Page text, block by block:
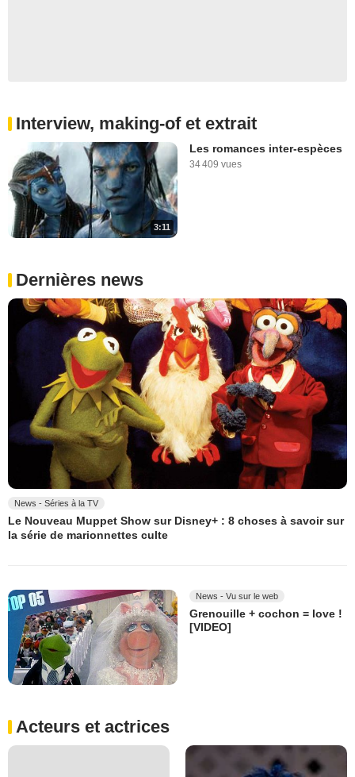
Interview, making-of et extrait
3:11
Les romances inter-espèces
34 409 vues
Dernières news
News - Séries à la TV
Le Nouveau Muppet Show sur Disney+ : 8 choses à savoir sur
la série de marionnettes culte
News - Vu sur le web
Grenouille + cochon = love !
[VIDEO]
Acteurs et actrices